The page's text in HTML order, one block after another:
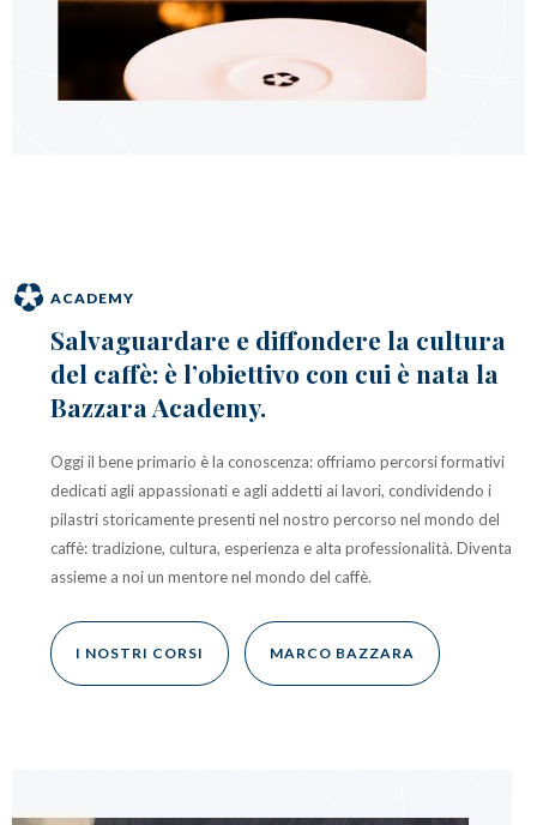
ACADEMY
Salvaguardare e diffondere la cultura
del caffè: è l’obiettivo con cui è nata la
Bazzara Academy.
Oggi il bene primario è la conoscenza: offriamo percorsi formativi
dedicati agli appassionati e agli addetti ai lavori, condividendo i
pilastri storicamente presenti nel nostro percorso nel mondo del
caffè: tradizione, cultura, esperienza e alta professionalità. Diventa
assieme a noi un mentore nel mondo del caffè.
I NOSTRI CORSI MARCO BAZZARA